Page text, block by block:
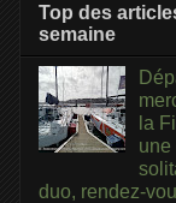
Top des
semaine
la
une
duo, rendez-